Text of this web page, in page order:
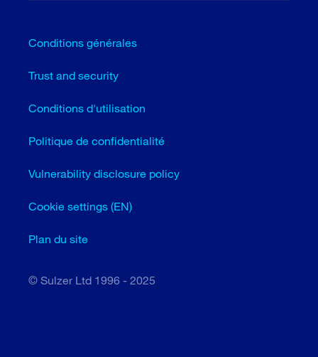
Conditions générales
Trust and security
Conditions d'utilisation
Politique de confidentialité
Vulnerability disclosure policy
Cookie settings (EN)
Plan du site
© Sulzer Ltd 1996 - 2025